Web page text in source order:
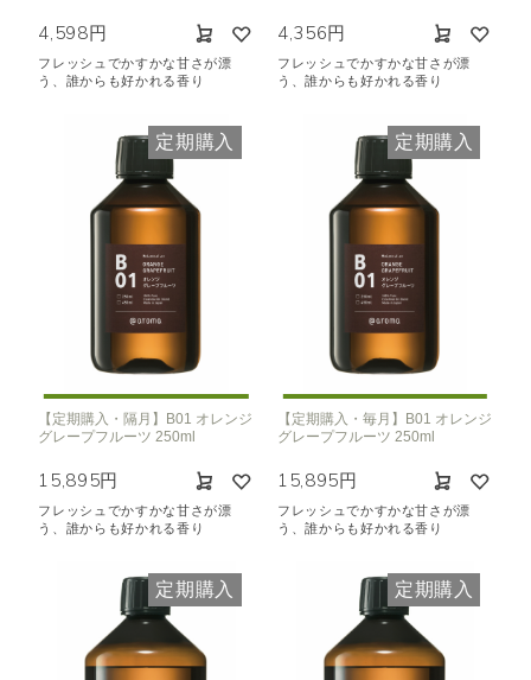
4,598円
フレッシュでかすかな甘さが漂
う、誰からも好かれる香り
4,356円
フレッシュでかすかな甘さが漂
う、誰からも好かれる香り
定期購入
【定期購入・隔月】B01 オレンジ
グレープフルーツ 250ml
15,895円
フレッシュでかすかな甘さが漂
う、誰からも好かれる香り
定期購入
【定期購入・毎月】B01 オレンジ
グレープフルーツ 250ml
15,895円
フレッシュでかすかな甘さが漂
う、誰からも好かれる香り
定期購入 定期購入